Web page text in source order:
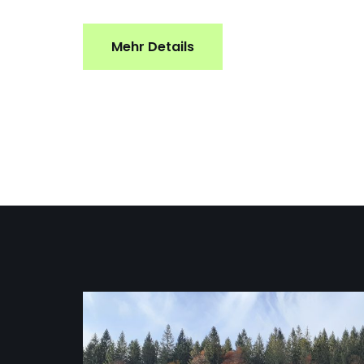
Mehr Details